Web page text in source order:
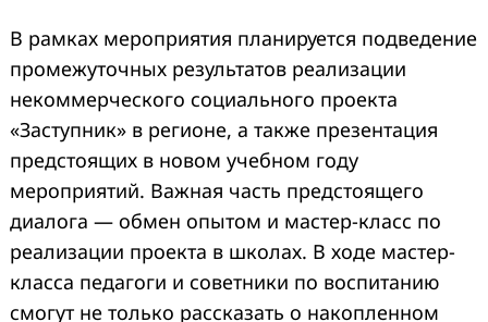
В рамках мероприятия планируется подведение
промежуточных результатов реализации
некоммерческого социального проекта
«Заступник» в регионе, а также презентация
предстоящих в новом учебном году
мероприятий. Важная часть предстоящего
диалога — обмен опытом и мастер-класс по
реализации проекта в школах. В ходе мастер-
класса педагоги и советники по воспитанию
смогут не только рассказать о накопленном